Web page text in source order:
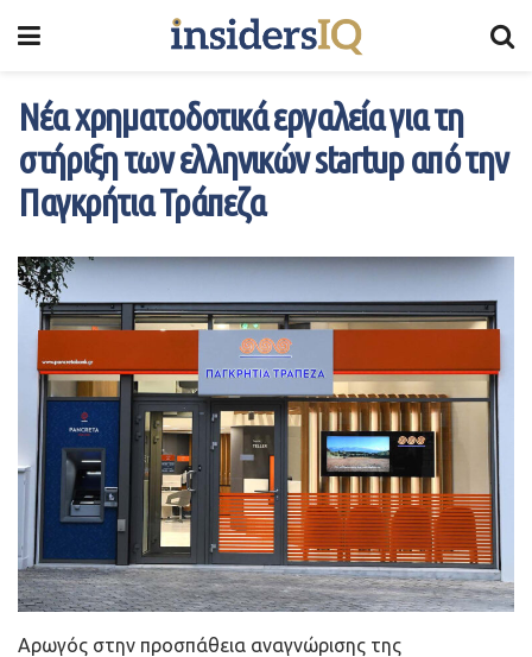
Νέα χρηματοδοτικά εργαλεία για τη
στήριξη των ελληνικών startup από την
Παγκρήτια Τράπεζα
Αρωγός στην προσπάθεια αναγνώρισης της